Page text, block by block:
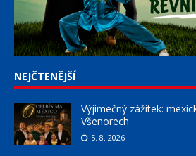
NEJČTENĚJŠÍ
Výjimečný zážitek:
Všenorech
5. 8. 2026